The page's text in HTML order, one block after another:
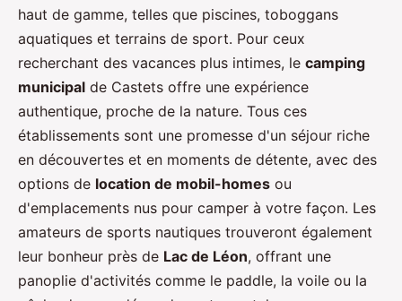
haut de gamme, telles que piscines, toboggans
aquatiques et terrains de sport. Pour ceux
recherchant des vacances plus intimes, le camping
municipal de Castets offre une expérience
authentique, proche de la nature. Tous ces
établissements sont une promesse d'un séjour riche
en découvertes et en moments de détente, avec des
options de location de mobil-homes ou
d'emplacements nus pour camper à votre façon. Les
amateurs de sports nautiques trouveront également
leur bonheur près de Lac de Léon, offrant une
panoplie d'activités comme le paddle, la voile ou la